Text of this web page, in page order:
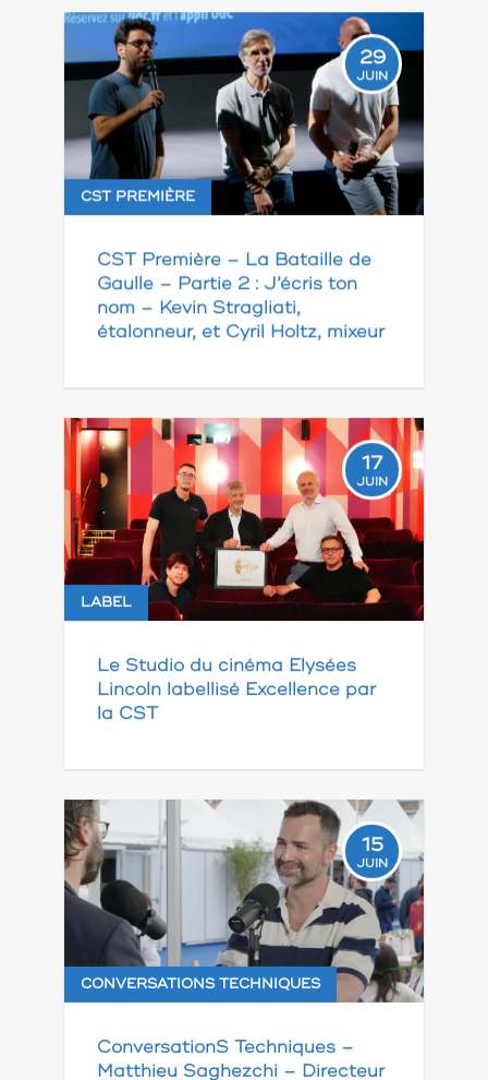
29
JUIN
CST PREMIÈRE
CST Première – La Bataille de
Gaulle – Partie 2 : J’écris ton
nom – Kevin Stragliati,
étalonneur, et Cyril Holtz, mixeur
17
JUIN
LABEL
Le Studio du cinéma Elysées
Lincoln labellisé Excellence par
la CST
15
JUIN
CONVERSATIONS TECHNIQUES
ConversationS Techniques –
Matthieu Saghezchi – Directeur